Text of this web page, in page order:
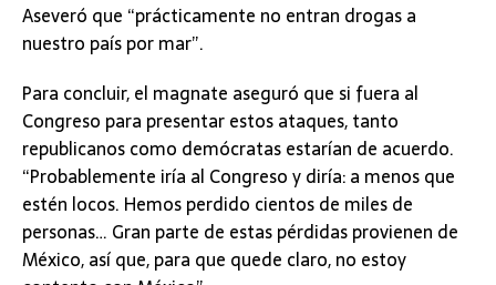
Aseveró que “prácticamente no entran drogas a
nuestro país por mar”.
Para concluir, el magnate aseguró que si fuera al
Congreso para presentar estos ataques, tanto
republicanos como demócratas estarían de acuerdo.
“Probablemente iría al Congreso y diría: a menos que
estén locos. Hemos perdido cientos de miles de
personas… Gran parte de estas pérdidas provienen de
México, así que, para que quede claro, no estoy